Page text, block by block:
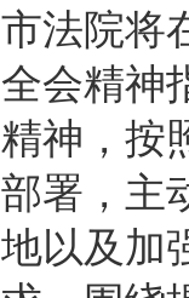
院将
会精神
神，按
署，主
以及加